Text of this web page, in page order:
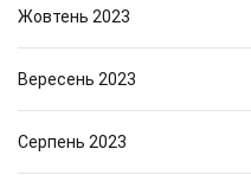
Жовтень 2023
Вересень 2023
Серпень 2023